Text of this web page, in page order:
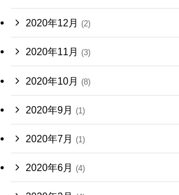
2020年12月 (2)
2020年11月 (3)
2020年10月 (8)
2020年9月 (1)
2020年7月 (1)
2020年6月 (4)